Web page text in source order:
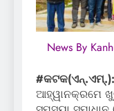
News By
#କଟକ(ଏନ୍‌.ଏମ୍‌.):
ଆହ୍ୱାନକ୍ରମେ